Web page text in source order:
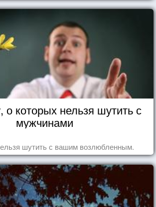
о которых нельзя шутить с
мужчинами
шутить с вашим возлюбленным.